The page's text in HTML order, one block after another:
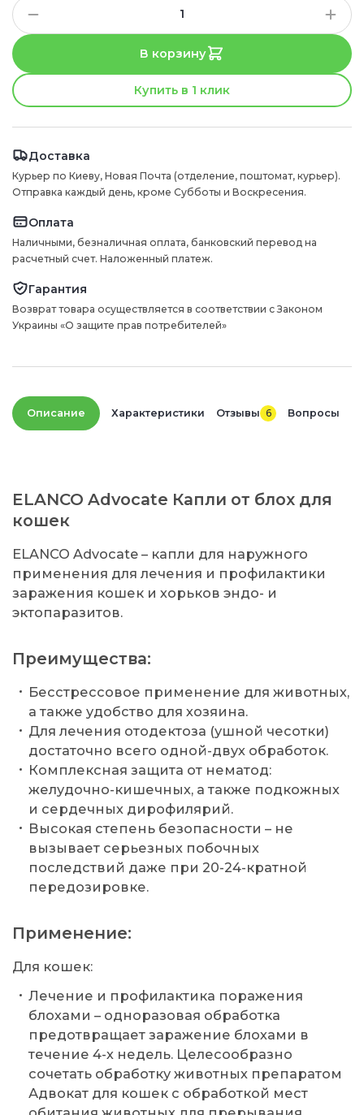
В корзину
Купить в 1 клик
Доставка
Курьер по Киеву, Новая Почта (отделение, поштомат, курьер).
Отправка каждый день, кроме Субботы и Воскресения.
Оплата
Наличными, безналичная оплата, банковский перевод на
расчетный счет. Наложенный платеж.
Гарантия
Возврат товара осуществляется в соответствии с Законом
Украины «О защите прав потребителей»
Описание Характеристики Отзывы 6 Вопросы
ELANCO Advocate Капли от блох для
кошек
ELANCO Advocate – капли для наружного
применения для лечения и профилактики
заражения кошек и хорьков эндо- и
эктопаразитов.
Преимущества:
Бесстрессовое применение для животных,
а также удобство для хозяина.
Для лечения отодектоза (ушной чесотки)
достаточно всего одной-двух обработок.
Комплексная защита от нематод:
желудочно-кишечных, а также подкожных
и сердечных дирофилярий.
Высокая степень безопасности – не
вызывает серьезных побочных
последствий даже при 20-24-кратной
передозировке.
Применение:
Для кошек:
Лечение и профилактика поражения
блохами – одноразовая обработка
предотвращает заражение блохами в
течение 4-х недель. Целесообразно
сочетать обработку животных препаратом
Адвокат для кошек с обработкой мест